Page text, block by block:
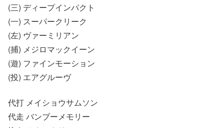
(三) ディープインパクト
(一) スーパークリーク
(左) ヴァーミリアン
(捕) メジロマックイーン
(遊) ファインモーション
(投) エアグルーヴ
代打 メイショウサムソン
代走 バンブーメモリー